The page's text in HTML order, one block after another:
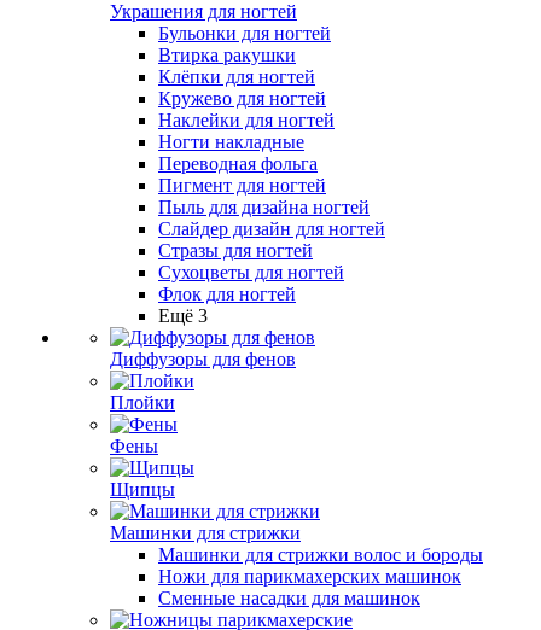
Украшения для ногтей
Бульонки для ногтей
Втирка ракушки
Клёпки для ногтей
Кружево для ногтей
Наклейки для ногтей
Ногти накладные
Переводная фольга
Пигмент для ногтей
Пыль для дизайна ногтей
Слайдер дизайн для ногтей
Стразы для ногтей
Сухоцветы для ногтей
Флок для ногтей
Ещё 3
Диффузоры для фенов
Плойки
Фены
Щипцы
Машинки для стрижки
Машинки для стрижки волос и бороды
Ножи для парикмахерских машинок
Сменные насадки для машинок